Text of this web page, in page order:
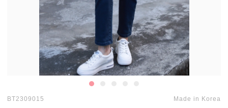
BT2309015 Made in Korea